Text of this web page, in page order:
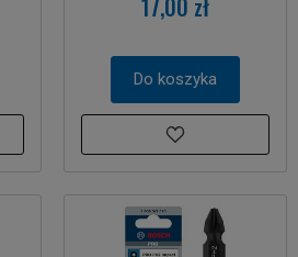
17,00 zł
Do koszyka